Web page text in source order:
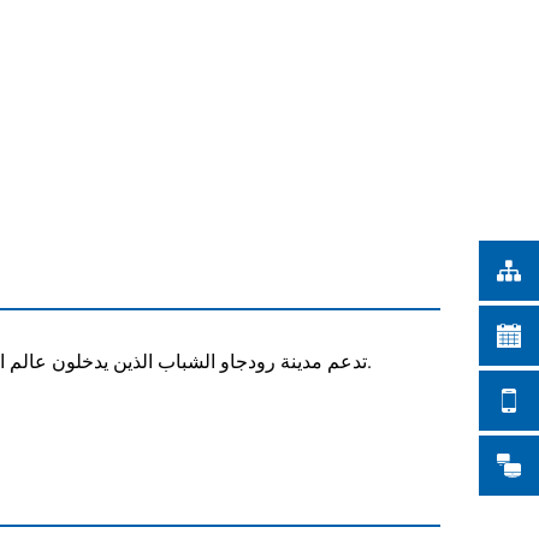
تدعم مدينة رودجاو الشباب الذين يدخلون عالم العمل ببرامج مختلفة. فبالإضافة إلى معرض التعليم التقليدي، تدعمهم المشاريع المختلفة وترافقهم في طريقهم نحو حياة مستقلة.